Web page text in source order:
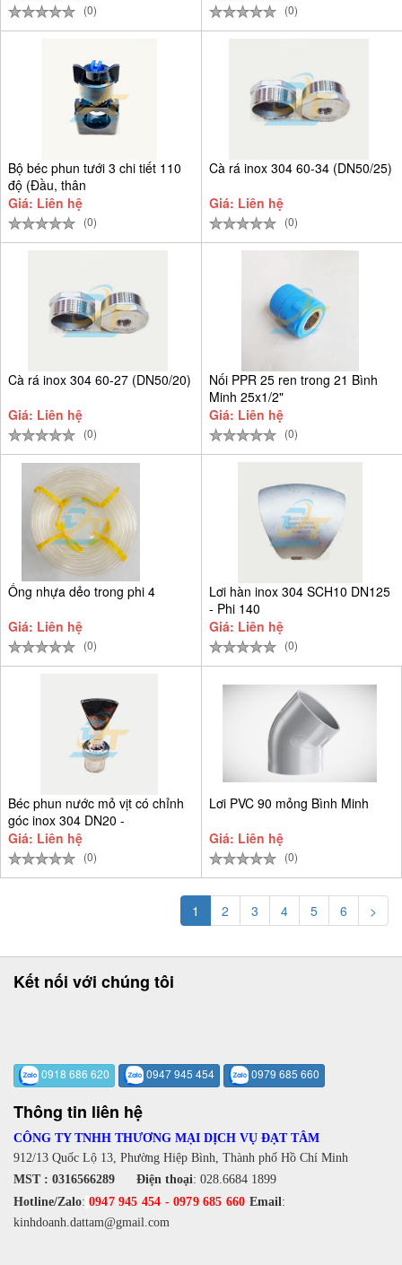
(0) (0)
Bộ béc phun tưới 3 chi tiết 110
độ (Đầu, thân
Giá: Liên hệ
(0)
Cà rá inox 304 60-34 (DN50/25)
Giá: Liên hệ
(0)
Cà rá inox 304 60-27 (DN50/20)
Giá: Liên hệ
(0)
Nối PPR 25 ren trong 21 Bình
Minh 25x1/2"
Giá: Liên hệ
(0)
Ống nhựa dẻo trong phi 4
Giá: Liên hệ
(0)
Lơi hàn inox 304 SCH10 DN125
- Phi 140
Giá: Liên hệ
(0)
Béc phun nước mỏ vịt có chỉnh
góc inox 304 DN20 -
Giá: Liên hệ
(0)
Lơi PVC 90 mỏng Bình Minh
Giá: Liên hệ
(0)
1 2 3 4 5 6 >
Kết nối với chúng tôi
0918 686 620 0947 945 454 0979 685 660
Thông tin liên hệ
CÔNG TY TNHH THƯƠNG MẠI DỊCH VỤ ĐẠT TÂM
912/13 Quốc Lộ 13, Phường Hiệp Bình, Thành phố Hồ Chí Minh
MST : 0316566289 Điện thoại: 028.6684 1899
Hotline/Zalo: 0947 945 454 -0979 685 660 Email:
kinhdoanh.dattam@gmail.com